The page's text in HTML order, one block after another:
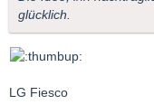
glücklich.
LG Fiesco